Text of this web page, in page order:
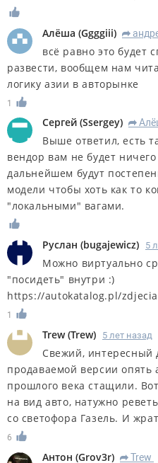
Алёша (Ggggiii) R
всё равно это будет
развести, вообщем нам
логику азии в авторынке
1
Сергей (Ssergey) R
Выше ответил, есть
вендор вам не будет
дальнейшем будут
модели чтобы хоть как то
"локальными" вагами.
Руслан (bugajewicz) 5
Можно виртуально
"посидеть" внутри :)
https://autokatalog.pl/
1
Trew(Trew) 5 лет назад
Свежий, интересный
продаваемой версии опять
прошлого века стащили.
на вид авто, натужно
со светофора Газель. И
6
Антон (Grov3r) R Trew